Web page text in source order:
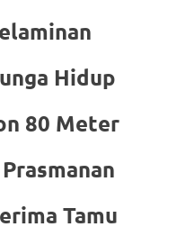
Hidup
80 Meter
Tamu